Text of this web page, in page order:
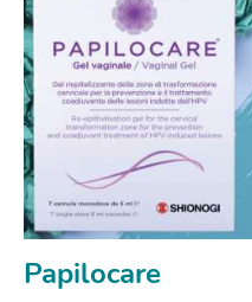
Papilocare